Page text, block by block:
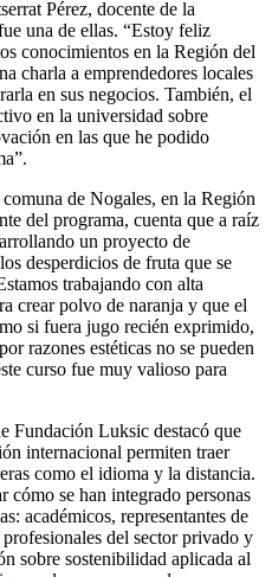
Pérez, docente de la
una de ellas. “Estoy feliz
conocimientos en la Región del
charla a emprendedores locales
en sus negocios. También, el
en la universidad sobre
en las que he podido
de Nogales, en la Región
del programa, cuenta que a raíz
un proyecto de
desperdicios de fruta que se
trabajando con alta
crear polvo de naranja y que el
si fuera jugo recién exprimido,
razones estéticas no se pueden
curso fue muy valioso para
Fundación Luksic destacó que
internacional permiten traer
como el idioma y la distancia.
cómo se han integrado personas
académicos, representantes de
del sector privado y
sobre sostenibilidad aplicada al